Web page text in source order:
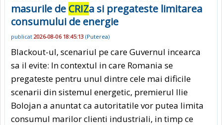
masurile de CRIZa si pregateste limitarea
consumului de energie
publicat 2026-08-06 18:45:13 (Puterea)
Blackout-ul, scenariul pe care Guvernul incearca
sa il evite: In contextul in care Romania se
pregateste pentru unul dintre cele mai dificile
scenarii din sistemul energetic, premierul Ilie
Bolojan a anuntat ca autoritatile vor putea limita
consumul marilor clienti industriali, in timp ce